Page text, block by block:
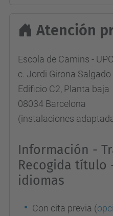
Atención
Escola de Camins -
c. Jordi Girona Salgado
Edificio C2, Planta baja
08034 Barcelona
(instalaciones
Información -
Recogida título
idiomas
Con cita previa (